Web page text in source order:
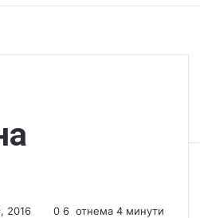
2016 0 6 отнема 4 минути